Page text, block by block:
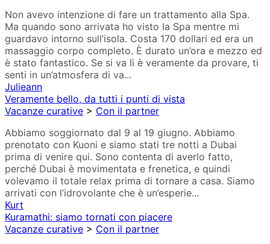
Non avevo intenzione di fare un trattamento alla Spa.
Ma quando sono arrivata ho visto la Spa mentre mi
guardavo intorno sull’isola. Costa 170 dollari ed era un
massaggio corpo completo. È durato un’ora e mezzo ed
è stato fantastico. Se si va lì è veramente da provare, ti
senti in un’atmosfera di va...
Julieann
Veramente bello, da tutti i punti di vista
Vacanze curative > Con il partner
Abbiamo soggiornato dal 9 al 19 giugno. Abbiamo
prenotato con Kuoni e siamo stati tre notti a Dubai
prima di venire qui. Sono contenta di averlo fatto,
perché Dubai è movimentata e frenetica, e quindi
volevamo il totale relax prima di tornare a casa. Siamo
arrivati con l’idrovolante che è un’esperie...
Kurt
Kuramathi: siamo tornati con piacere
Vacanze curative > Con il partner